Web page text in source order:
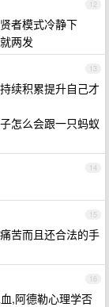
12
者模式冷静下
两发
13
续积累提升自己才
怎么会跟一只蚂蚁
14
15
苦而且还合法的手
16
,阿德勒心理学否